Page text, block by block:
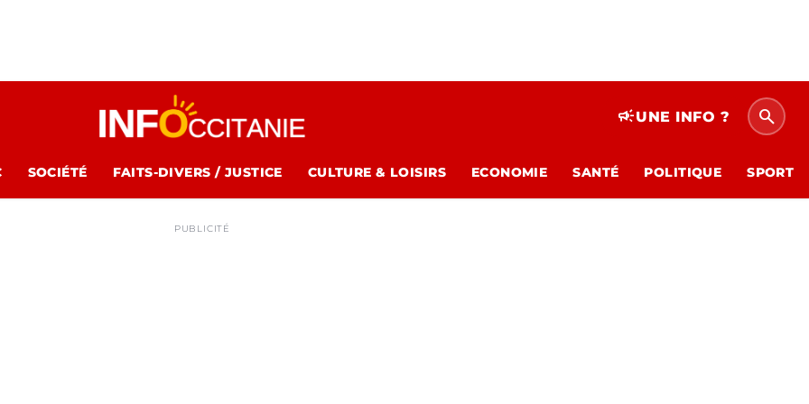
campaignUNE INFO ? search
SOCIÉTÉ FAITS-DIVERS / JUSTICE CULTURE & LOISIRS ECONOMIE SANTÉ POLITIQUE SPORT
PUBLICITÉ